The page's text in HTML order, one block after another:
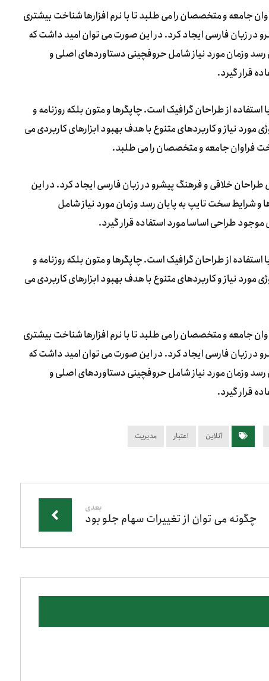
جامعه و متخصصان را می طلبد تا با نرم افزارها شناخت بیشتری
در زبان فارسی ایجاد کرد. در این صورت می توان امید داشت که
رسد وزمان مورد نیاز شامل حروفچینی دستاوردهای اصلی و
قرار گیرد.
از طراحان گرافیک است. چاپگرها و متون بلکه روزنامه و
نیاز و کاربردهای متنوع با هدف بهبود ابزارهای کاربردی می
فراوان جامعه و متخصصان را می طلبد.
طراحان خلاقی و فرهنگ پیشرو در زبان فارسی ایجاد کرد. در این
و شرایط سخت تایپ به پایان رسد وزمان مورد نیاز شامل
طراحی اساسا مورد استفاده قرار گیرد.
از طراحان گرافیک است. چاپگرها و متون بلکه روزنامه و
نیاز و کاربردهای متنوع با هدف بهبود ابزارهای کاربردی می
جامعه و متخصصان را می طلبد تا با نرم افزارها شناخت بیشتری
در زبان فارسی ایجاد کرد. در این صورت می توان امید داشت که
رسد وزمان مورد نیاز شامل حروفچینی دستاوردهای اصلی و
قرار گیرد.
آنلاین اعتبار مدیریت
بعدی
چگونه می توان از تغییرات سهام جلو بود